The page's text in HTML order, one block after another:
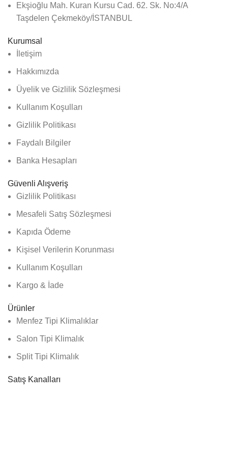
Ekşioğlu Mah. Kuran Kursu Cad. 62. Sk. No:4/A
Taşdelen Çekmeköy/İSTANBUL
Kurumsal
İletişim
Hakkımızda
Üyelik ve Gizlilik Sözleşmesi
Kullanım Koşulları
Gizlilik Politikası
Faydalı Bilgiler
Banka Hesapları
Güvenli Alışveriş
Gizlilik Politikası
Mesafeli Satış Sözleşmesi
Kapıda Ödeme
Kişisel Verilerin Korunması
Kullanım Koşulları
Kargo & İade
Ürünler
Menfez Tipi Klimalıklar
Salon Tipi Klimalık
Split Tipi Klimalık
Satış Kanalları